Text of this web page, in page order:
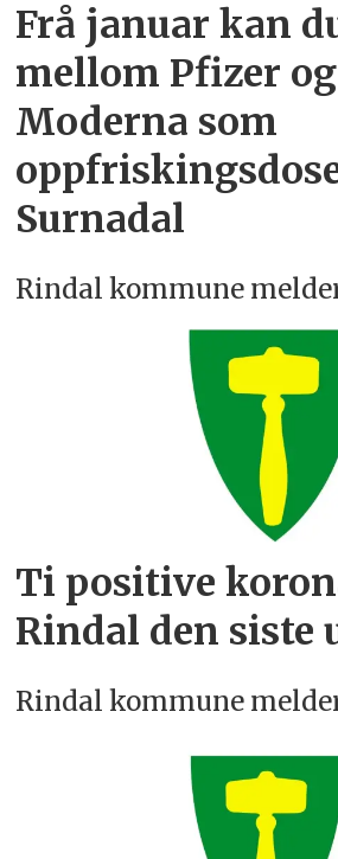
Frå januar kan
mellom Pfizer og
Moderna som
Surnadal
Rindal kommune
Ti positive
Rindal den siste
Rindal kommune